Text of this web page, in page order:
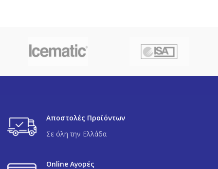
Αποστολές Προϊόντων
Σε όλη την Ελλάδα
Online Αγορές